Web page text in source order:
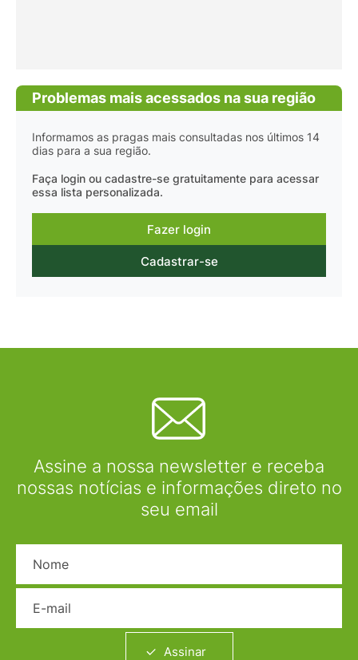
Problemas mais acessados na sua região
Informamos as pragas mais consultadas nos últimos 14
dias para a sua região.
Faça login ou cadastre-se gratuitamente para acessar
essa lista personalizada.
Fazer login
Cadastrar-se
Assine a nossa newsletter e receba
nossas notícias e informações direto no
seu email
Assinar